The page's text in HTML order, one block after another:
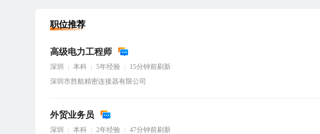
职位推荐
高级电力工程师
深圳 本科 5年经验
15分钟前刷新
深圳市胜航精密连接器有限公司
外贸业务员
深圳 本科 2年经验
47分钟前刷新